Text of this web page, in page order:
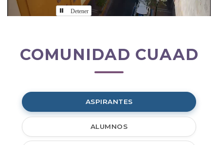
Detener
Comunidad
COMUNIDAD CUAAD
ASPIRANTES
ALUMNOS